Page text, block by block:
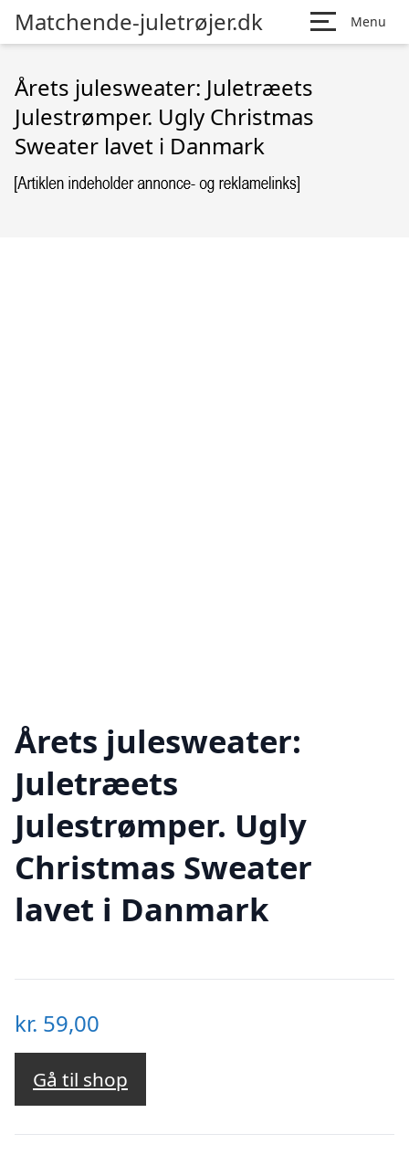
Matchende-juletrøjer.dk Menu
Årets julesweater: Juletræets
Julestrømper. Ugly Christmas
Sweater lavet i Danmark
Årets julesweater:
Juletræets
Julestrømper. Ugly
Christmas Sweater
lavet i Danmark
kr. 59,00
Gå til shop